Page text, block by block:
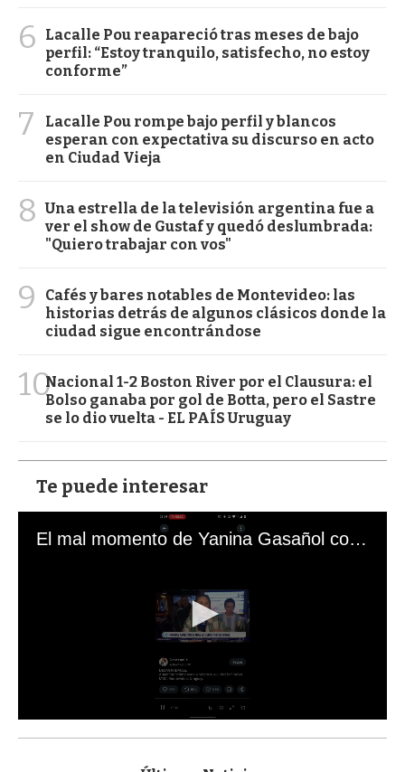
6
Lacalle Pou reapareció tras meses de bajo
perfil: “Estoy tranquilo, satisfecho, no estoy
conforme”
7
Lacalle Pou rompe bajo perfil y blancos
esperan con expectativa su discurso en acto
en Ciudad Vieja
8 Una estrella de la televisión argentina fue a
ver el show de Gustaf y quedó deslumbrada:
"Quiero trabajar con vos"
9
Cafés y bares notables de Montevideo: las
historias detrás de algunos clásicos donde la
ciudad sigue encontrándose
10Nacional 1-2 Boston River por el Clausura: el
Bolso ganaba por gol de Botta, pero el Sastre
se lo dio vuelta - EL PAÍS Uruguay
Te puede interesar
El mal momento de Yanina Gasañol con un hincha argentino en "Subrayado"
s